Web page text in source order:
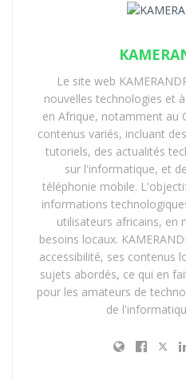
Le site web
nouvelles technologies et
en Afrique, notamment au
contenus variés, incluant
tutoriels, des actualités
sur l'informatique, et
téléphonie mobile.
informations
utilisateurs africains, en
besoins locaux.
accessibilité, ses contenus
sujets abordés, ce qui en
pour les amateurs de
de